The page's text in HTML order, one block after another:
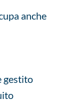
anche
gestito